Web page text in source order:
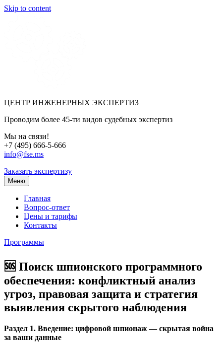
Skip to content
ЦЕНТР ИНЖЕНЕРНЫХ ЭКСПЕРТИЗ
Проводим более 45-ти видов судебных экспертиз
Мы на связи!
+7 (495) 666-5-666
info@fse.ms
Заказать экспертизу
Меню
Главная
Вопрос-ответ
Цены и тарифы
Контакты
Программы
🆘 Поиск шпионского программного
обеспечения: конфликтный анализ
угроз, правовая защита и стратегия
выявления скрытого наблюдения
Раздел 1. Введение: цифровой шпионаж — скрытая война
за ваши данные